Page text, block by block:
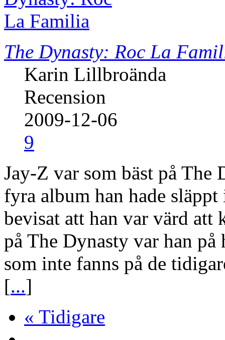
The Dynasty: Roc La
Karin Lillbroända
Recension
2009-12-06
9
Jay-Z var som bäst på The
fyra album han hade
bevisat att han var värd att
på The Dynasty var han
som inte fanns på de
...]